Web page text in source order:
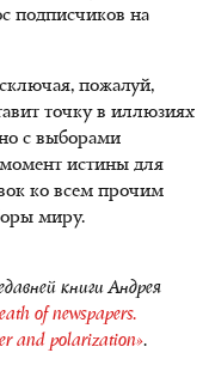
подписчиков на
пожалуй,
точку в иллюзиях
с выборами
момент истины для
ко всем прочим
миру.
книги Андрея
of newspapers.
and polarization».